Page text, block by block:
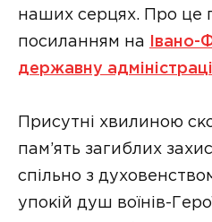
наших серцях. Про це
посиланням на
Івано-
державну адміністрац
Присутні хвилиною
пам’ять загиблих
спільно з
упокій душ воїнів-